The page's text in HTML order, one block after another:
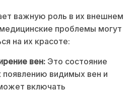
важную роль в их внешнем
проблемы могут
на их красоте:
вен: Это состояние
видимых вен и
включать